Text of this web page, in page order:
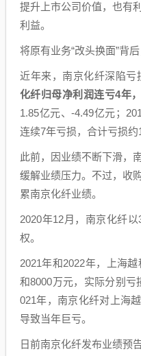
提升上市公司价值，也有
利益。
将原有业务“改头换面”背
近年来，南京化纤深陷亏
化纤归母净利润连亏4年，
1.85亿元、-4.49亿元；
连续7年亏损，合计亏损约
此前，因业绩不断下滑，
缓解业绩压力。不过，收
累南京化纤业绩。
2020年12月，南京化纤
权。
2021年和2022年，上海
和8000万元，实际分别亏
021年，南京化纤对上海
导致当年巨亏。
日前南京化纤发布业绩预告